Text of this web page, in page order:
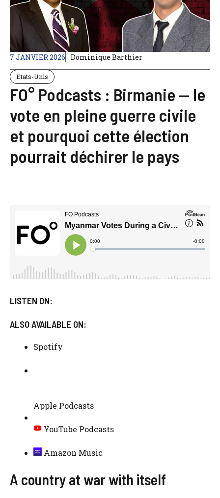
7 JANVIER 2026 Dominique Barthier
Etats-Unis
FO° Podcasts : Birmanie — le
vote en pleine guerre civile
et pourquoi cette élection
pourrait déchirer le pays
LISTEN ON:
ALSO AVAILABLE ON:
Spotify
Apple Podcasts
YouTube Podcasts
Amazon Music
A country at war with itself